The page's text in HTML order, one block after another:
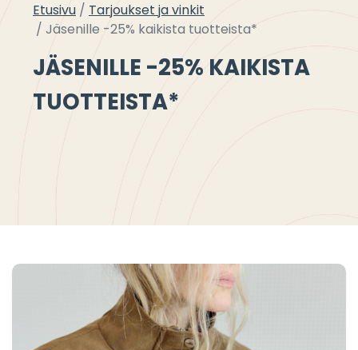
Etusivu
Tarjoukset ja vinkit
Jäsenille -25% kaikista tuotteista*
JÄSENILLE -25% KAIKISTA
TUOTTEISTA*